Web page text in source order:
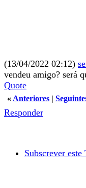
(13/04/2022 02:12)
vendeu amigo? será
Quote
« Anteriores |
Responder
Subscrever este